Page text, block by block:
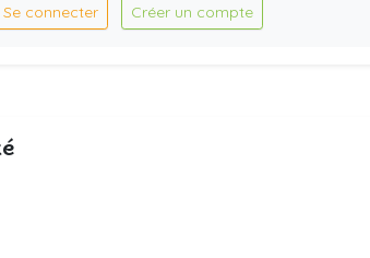
Se connecter Créer un compte